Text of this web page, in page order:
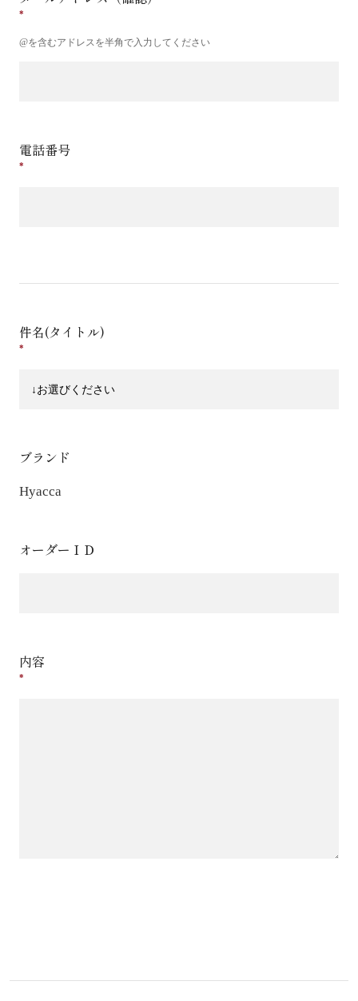
@を含むアドレスを半角で入力してください
電話番号
件名(タイトル)
ブランド
Hyacca
オーダーＩＤ
内容